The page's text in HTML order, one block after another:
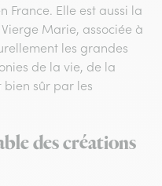
France. Elle est aussi la
Marie, associée à
les grandes
de la vie, de la
bien sûr par les
des créations